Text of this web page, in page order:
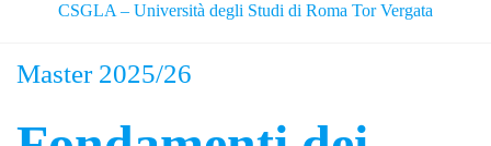
CSGLA – Università degli Studi di Roma Tor Vergata
Master 2025/26